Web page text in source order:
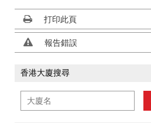
打印此頁
報告錯誤
香港大廈搜尋